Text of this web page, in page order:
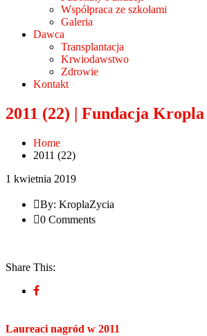
Współpraca ze szkołami
Galeria
Dawca
Transplantacja
Krwiodawstwo
Zdrowie
Kontakt
2011 (22) | Fundacja
Home
2011 (22)
1 kwietnia 2019
By: KroplaZycia
0 Comments
Share This:
Laureaci nagród w 2011